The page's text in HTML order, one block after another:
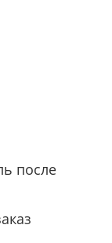
после